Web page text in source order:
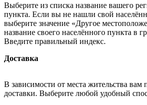
Выберите из списка название вашего
пункта. Если вы не нашли свой
выберите значение «Другое
название своего населённого пункта в
Введите правильный индекс.
Доставка
В зависимости от места жительства вам
доставки. Выберите любой удобный